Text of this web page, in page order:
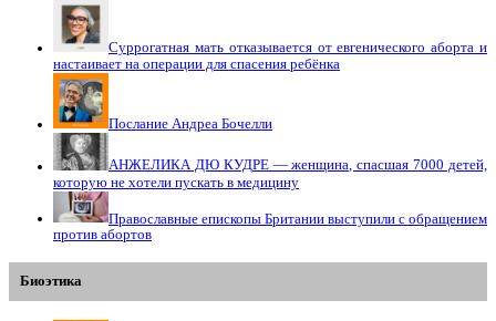
Суррогатная мать отказывается от евгенического аборта и
настаивает на операции для спасения ребёнка
Послание Андреа Бочелли
АНЖЕЛИКА ДЮ КУДРЕ — женщина, спасшая 7000 детей,
которую не хотели пускать в медицину
Православные епископы Британии выступили с обращением
против абортов
Биоэтика